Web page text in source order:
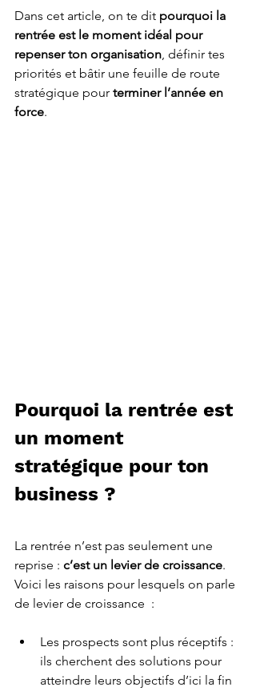
Dans cet article, on te dit pourquoi la
rentrée est le moment idéal pour
repenser ton organisation, définir tes
priorités et bâtir une feuille de route
stratégique pour terminer l’année en
force.
Pourquoi la rentrée est
un moment
stratégique pour ton
business ?
La rentrée n’est pas seulement une
reprise : c’est un levier de croissance.
Voici les raisons pour lesquels on parle
de levier de croissance  :
Les prospects sont plus réceptifs :
ils cherchent des solutions pour
atteindre leurs objectifs d’ici la fin